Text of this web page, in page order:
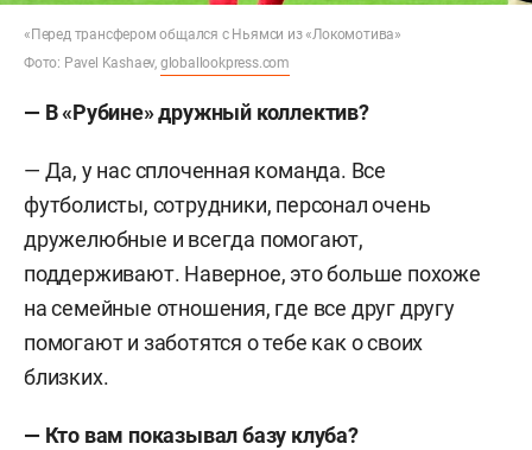
«Перед трансфером общался с Ньямси из «Локомотива»
Фото: Pavel Kashaev, globallookpress.com
— В «Рубине» дружный коллектив?
— Да, у нас сплоченная команда. Все
футболисты, сотрудники, персонал очень
дружелюбные и всегда помогают,
поддерживают. Наверное, это больше похоже
на семейные отношения, где все друг другу
помогают и заботятся о тебе как о своих
близких.
— Кто вам показывал базу клуба?